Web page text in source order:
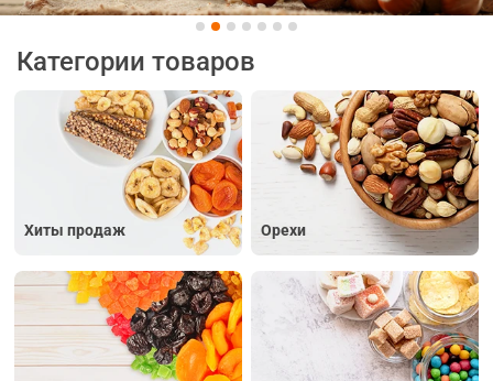
Категории товаров
Хиты продаж Орехи